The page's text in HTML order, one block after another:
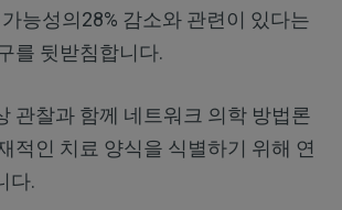
능성의28% 감소와 관련이 있다는
를 뒷받침합니다.
관찰과 함께 네트워크 의학 방법론
적인 치료 양식을 식별하기 위해 연
다.